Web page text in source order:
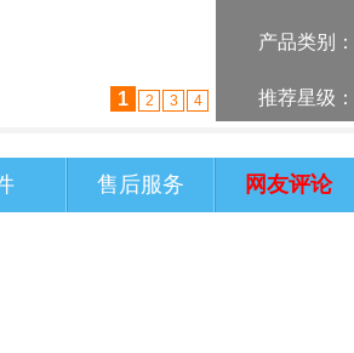
1 2 3 4
产品类别：
推荐星级：
售后服务 网友评论